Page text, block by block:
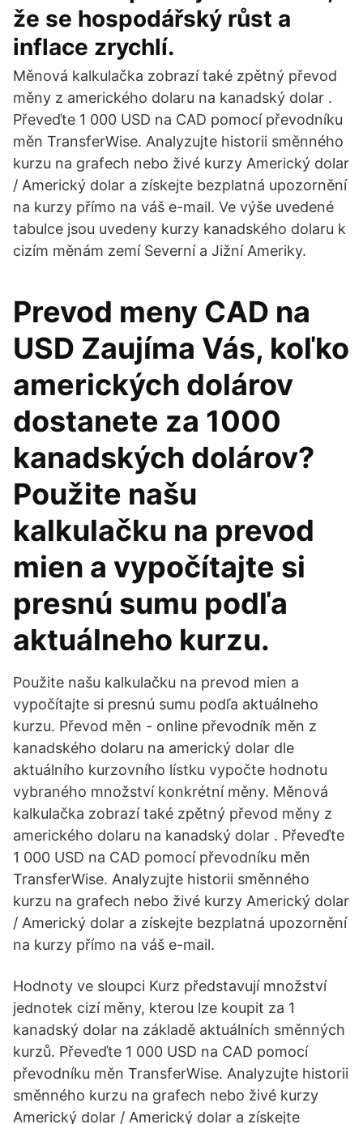
že se hospodářský růst a
inflace zrychlí.
Měnová kalkulačka zobrazí také zpětný převod
měny z amerického dolaru na kanadský dolar .
Převeďte 1 000 USD na CAD pomocí převodníku
měn TransferWise. Analyzujte historii směnného
kurzu na grafech nebo živé kurzy Americký dolar
/ Americký dolar a získejte bezplatná upozornění
na kurzy přímo na váš e-mail. Ve výše uvedené
tabulce jsou uvedeny kurzy kanadského dolaru k
cizím měnám zemí Severní a Jižní Ameriky.
Prevod meny CAD na
USD Zaujíma Vás, koľko
amerických dolárov
dostanete za 1000
kanadských dolárov?
Použite našu
kalkulačku na prevod
mien a vypočítajte si
presnú sumu podľa
aktuálneho kurzu.
Použite našu kalkulačku na prevod mien a
vypočítajte si presnú sumu podľa aktuálneho
kurzu. Převod měn - online převodník měn z
kanadského dolaru na americký dolar dle
aktuálního kurzovního lístku vypočte hodnotu
vybraného množství konkrétní měny. Měnová
kalkulačka zobrazí také zpětný převod měny z
amerického dolaru na kanadský dolar . Převeďte
1 000 USD na CAD pomocí převodníku měn
TransferWise. Analyzujte historii směnného
kurzu na grafech nebo živé kurzy Americký dolar
/ Americký dolar a získejte bezplatná upozornění
na kurzy přímo na váš e-mail.
Hodnoty ve sloupci Kurz představují množství
jednotek cizí měny, kterou lze koupit za 1
kanadský dolar na základě aktuálních směnných
kurzů. Převeďte 1 000 USD na CAD pomocí
převodníku měn TransferWise. Analyzujte historii
směnného kurzu na grafech nebo živé kurzy
Americký dolar / Americký dolar a získejte